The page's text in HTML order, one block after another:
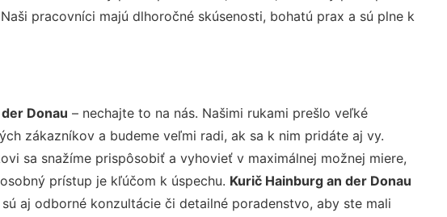
pracovníci majú dlhoročné skúsenosti, bohatú prax a sú plne k
Donau – nechajte to na nás. Našimi rukami prešlo veľké
zákazníkov a budeme veľmi radi, ak sa k nim pridáte aj vy.
sa snažíme prispôsobiť a vyhovieť v maximálnej možnej miere,
prístup je kľúčom k úspechu. Kurič Hainburg an der Donau
aj odborné konzultácie či detailné poradenstvo, aby ste mali